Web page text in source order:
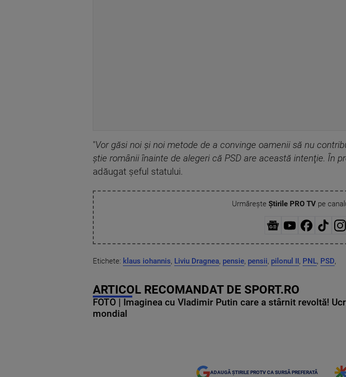
"Vor găsi noi şi noi metode de a convinge oamenii să nu
ştie românii înainte de alegeri că PSD are această intenţie. În
adăugat şeful statului.
Urmărește Știrile PRO TVpe
Etichete: klaus iohannis, Liviu Dragnea, pensie, pensii, pilonul II, PNL, PSD,
ARTICOL RECOMANDAT DE SPORT.RO
FOTO | Imaginea cu Vladimir Putin care a stârnit revoltă!
mondial
ADAUGĂ ȘTIRILE PROTV CA SURSĂ PREFERATĂ